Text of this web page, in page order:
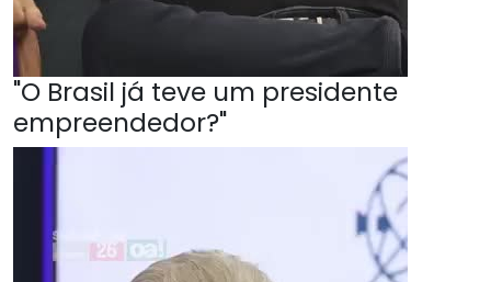
"O Brasil já teve um presidente
empreendedor?"